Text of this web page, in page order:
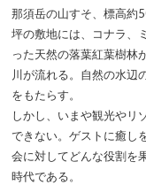
那須岳の山すそ、標高約
坪の敷地には、コナラ、
った天然の落葉紅葉樹林
川が流れる。自然の水辺
をもたらす。
しかし、いまや観光やリ
できない。ゲストに癒し
会に対してどんな役割を
時代である。